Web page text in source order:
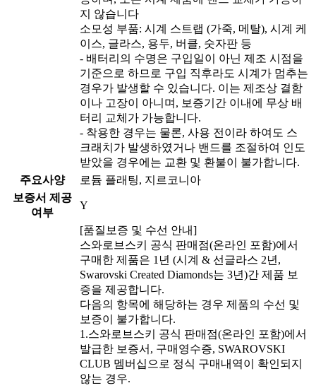
지 않습니다
소모성 부품: 시계 스트랩 (가죽, 메탈), 시계 케
이스, 글라스, 용두, 버클, 숫자판 등
- 배터리의 수명은 구입일이 아닌 제조 시점을
기준으로 하므로 구입 직후라도 시계가 멈추는
경우가 발생할 수 있습니다. 이는 제조상 결함
이나 고장이 아니며, 보증기간 이내에 무상 배
터리 교체가 가능합니다.
- 착용한 경우는 물론, 사용 전이라 하여도 스
크래치가 발생하였거나 밴드를 조절하여 인도
받았을 경우에는 교환 및 환불이 불가합니다.
주요사양
로듐 플래팅, 지르코니아
보증서 제공
여부
Y
[품질보증 및 수선 안내]
스와로브스키 공식 판매점(온라인 포함)에서
구매한 제품은 1년 (시계 & 선글라스 2년,
Swarovski Created Diamonds는 3년)간 제품 보
증을 제공합니다.
다음의 항목에 해당하는 경우 제품의 수선 및
보증이 불가합니다.
1.스와로브스키 공식 판매점(온라인 포함)에서
발급한 보증서, 구매영수증, SWAROVSKI
CLUB 멤버십으로 정식 구매내역이 확인되지
않는 경우.